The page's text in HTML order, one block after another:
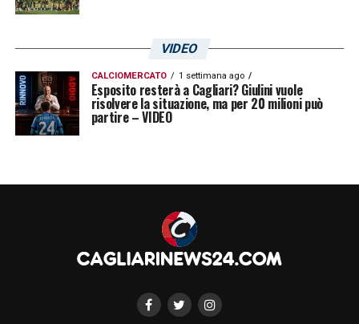
sconfitte rimediate in carriera dal tecnico
LA PLAYLIST DELLE NOSTRE TOP NEWS
VIDEO
CALCIOMERCATO 1 settimana ago
Esposito resterà a Cagliari? Giulini vuole
risolvere la situazione, ma per 20 milioni può
partire – VIDEO